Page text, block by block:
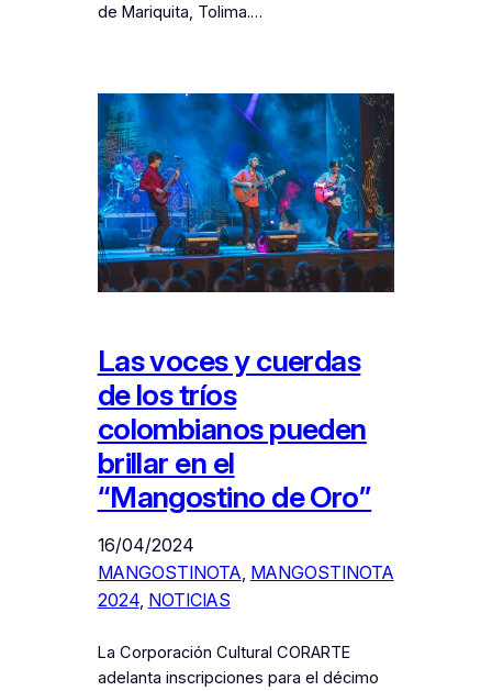
de Mariquita, Tolima.…
Las voces y cuerdas
de los tríos
colombianos pueden
brillar en el
“Mangostino de Oro”
16/04/2024
MANGOSTINOTA MANGOSTINOTA
2024, NOTICIAS
La Corporación Cultural CORARTE
adelanta inscripciones para el décimo